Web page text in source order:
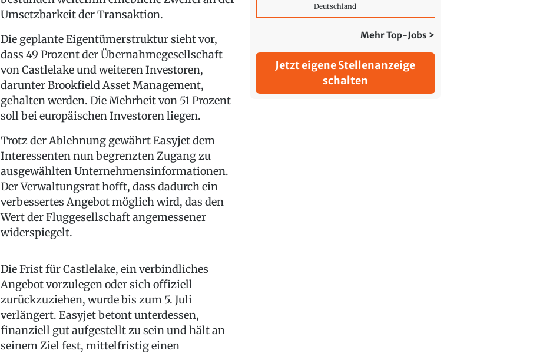
Umsetzbarkeit der Transaktion.
Die geplante Eigentümerstruktur sieht vor,
dass 49 Prozent der Übernahmegesellschaft
von Castlelake und weiteren Investoren,
darunter Brookfield Asset Management,
gehalten werden. Die Mehrheit von 51 Prozent
soll bei europäischen Investoren liegen.
Trotz der Ablehnung gewährt Easyjet dem
Interessenten nun begrenzten Zugang zu
ausgewählten Unternehmensinformationen.
Der Verwaltungsrat hofft, dass dadurch ein
verbessertes Angebot möglich wird, das den
Wert der Fluggesellschaft angemessener
widerspiegelt.
Die Frist für Castlelake, ein verbindliches
Angebot vorzulegen oder sich offiziell
zurückzuziehen, wurde bis zum 5. Juli
verlängert. Easyjet betont unterdessen,
finanziell gut aufgestellt zu sein und hält an
seinem Ziel fest, mittelfristig einen
Deutschland
Mehr Top-Jobs >
Jetzt eigene Stellenanzeige
schalten